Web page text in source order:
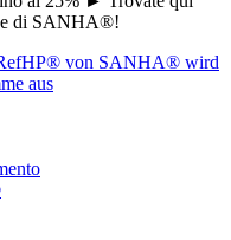
di SANHA®!